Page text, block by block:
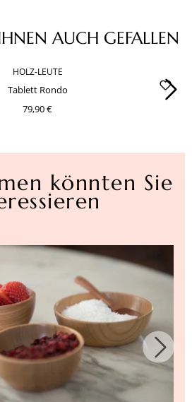
AUCH GEFALLEN
HOLZ-LEUTE
Tablett Rondo
79,90 €
könnten Sie